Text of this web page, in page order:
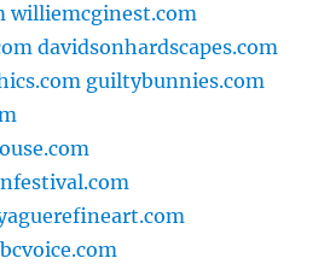
williemcginest.com
davidsonhardscapes.com
guiltybunnies.com